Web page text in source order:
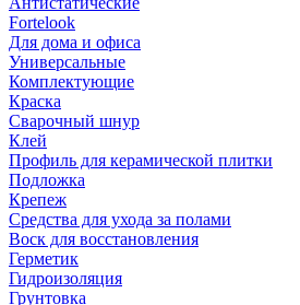
Fortelook
Для дома и офиса
Универсальные
Комплектующие
Краска
Сварочный шнур
Клей
Профиль для керамической плитки
Подложка
Крепеж
Средства для ухода за полами
Воск для восстановления
Герметик
Гидроизоляция
Грунтовка